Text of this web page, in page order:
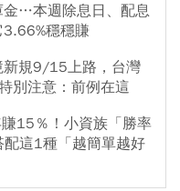
金…本週除息日、配息
穩穩賺
規9/15上路，台灣
別注意：前例在這
15％！小資族「勝率
這1種「越簡單越好